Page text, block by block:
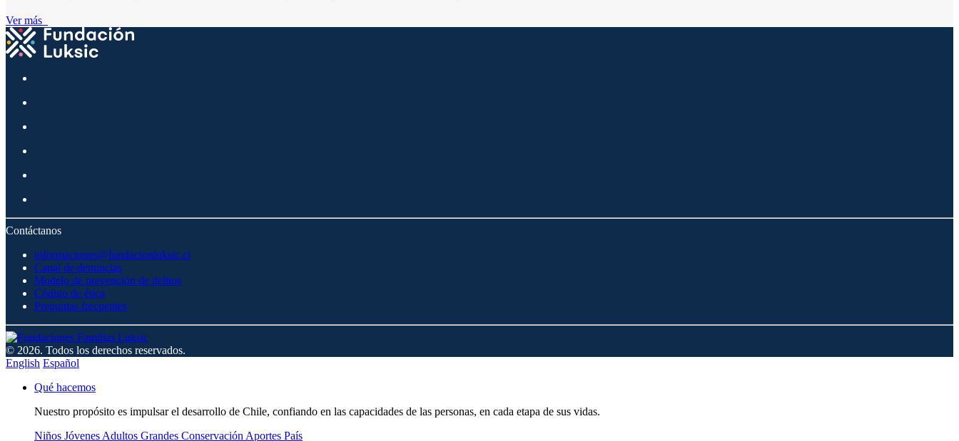
Ver más
Contáctanos
informaciones@fundacionluksic.cl
Canal de denuncias
Modelo de prevención de delitos
Código de ética
Preguntas frecuentes
© 2026. Todos los derechos reservados.
English Español
Qué hacemos
Nuestro propósito es impulsar el desarrollo de Chile, confiando en las capacidades de las personas, en cada etapa de sus vidas.
Niños Jóvenes Adultos Grandes Conservación Aportes País